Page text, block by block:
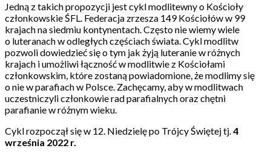
Jedną z takich propozycji jest cykl modlitewny o Kościoły
członkowskie ŚFL. Federacja zrzesza 149 Kościołów w 99
krajach na siedmiu kontynentach. Często nie wiemy wiele
o luteranach w odległych częściach świata. Cykl modlitw
pozwoli dowiedzieć się o tym jak żyją luteranie w różnych
krajach i umożliwi łączność w modlitwie z Kościołami
członkowskim, które zostaną powiadomione, że modlimy się
o nie w parafiach w Polsce. Zachęcamy, aby w modlitwach
uczestniczyli członkowie rad parafialnych oraz chętni
parafianie w różnym wieku.
Cykl rozpoczął się w 12. Niedzielę po Trójcy Świętej tj.4
września 2022 r.